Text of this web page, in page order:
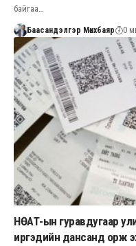
байгаа…
Баасандэлгэр Мөнхбаяр 0
НӨАТ-ын гуравдугаар
иргэдийн дансанд орж